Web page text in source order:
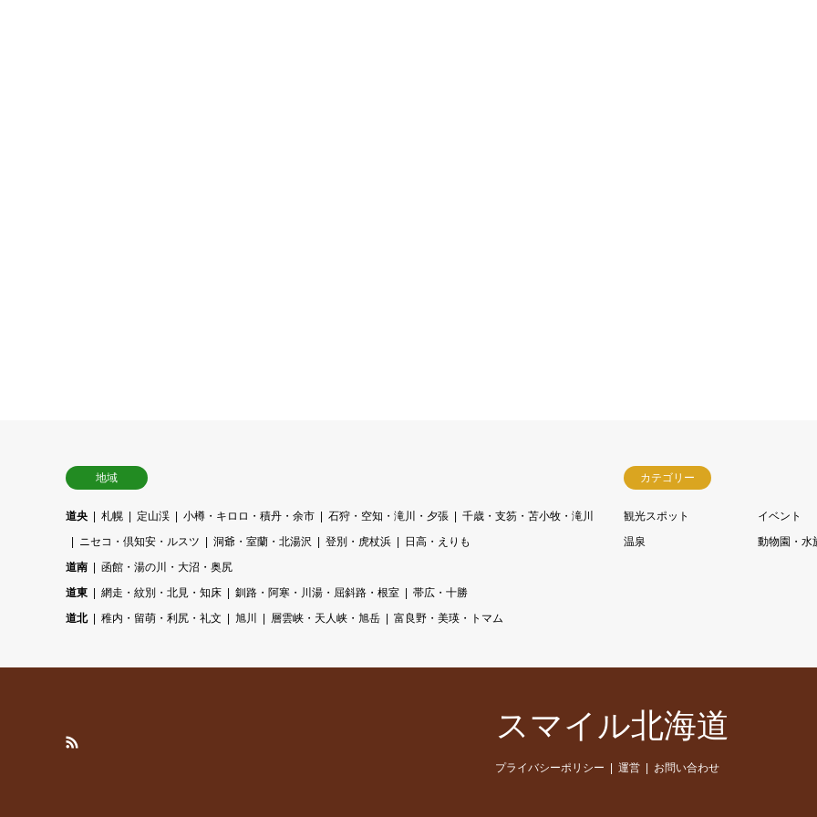
地域
道央 札幌 定山渓 小樽・キロロ・積丹・余市 石狩・空知・滝川・夕張
千歳・支笏・苫小牧・滝川
ニセコ・倶知安・ルスツ
洞爺・室蘭・北湯沢 登別・虎杖浜
日高・えりも
道南
函館・湯の川・大沼・奥尻
道東
網走・紋別・北見・知床 釧路・阿寒・川湯・屈斜路・根室
帯広・十勝
道北
稚内・留萌・利尻・礼文 旭川 層雲峡・天人峡・旭岳 富良野・美瑛・トマム
カテゴリー
観光スポット
イベント
温泉
動物園・水
スマイル北海道
プライバシーポリシー 運営 お問い合わせ